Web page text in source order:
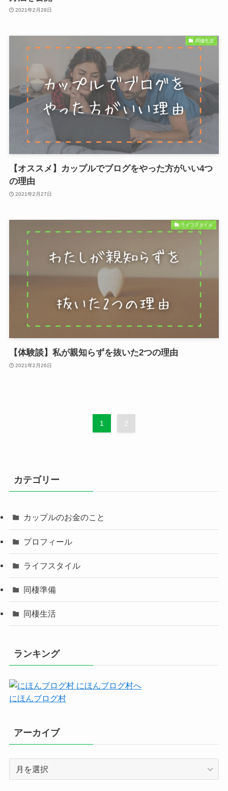
2021年2月28日
同棲生活
【オススメ】カップルでブログをやった方がいい4つ
の理由
2021年2月27日
ライフスタイル
【体験談】私が親知らずを抜いた2つの理由
2021年2月26日
1 2
カテゴリー
カップルのお金のこと
プロフィール
ライフスタイル
同棲準備
同棲生活
ランキング
にほんブログ村
アーカイブ